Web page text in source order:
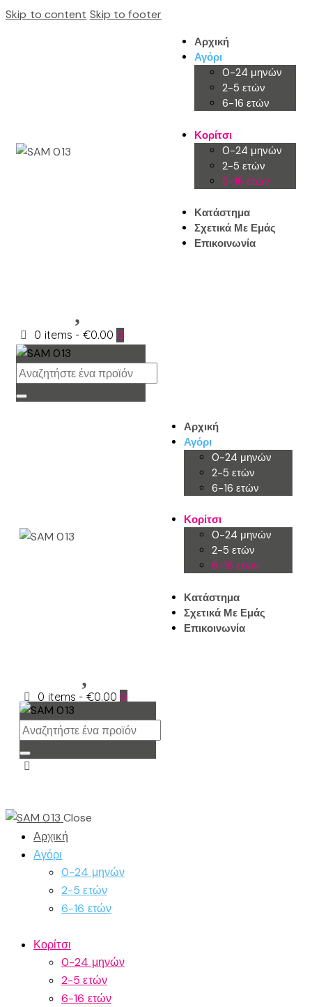
Skip to content Skip to footer
Αρχική
Αγόρι
0-24 μηνών
2-5 ετών
6-16 ετών
Κορίτσι
0-24 μηνών
2-5 ετών
6-16 ετών
Κατάστημα
Σχετικά Με Εμάς
Επικοινωνία
0 items - €0.00 0
Αρχική
Αγόρι
0-24 μηνών
2-5 ετών
6-16 ετών
Κορίτσι
0-24 μηνών
2-5 ετών
6-16 ετών
Κατάστημα
Σχετικά Με Εμάς
Επικοινωνία
0 items - €0.00 0
Close
Αρχική
Αγόρι
0-24 μηνών
2-5 ετών
6-16 ετών
Κορίτσι
0-24 μηνών
2-5 ετών
6-16 ετών